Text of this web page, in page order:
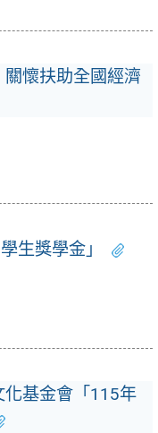
關懷扶助全國經濟
生獎學金」
基金會「115年